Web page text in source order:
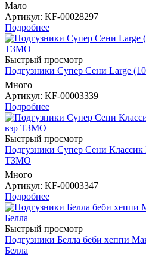
Мало
Артикул: KF-00028297
Подробнее
Быстрый просмотр
Подгузники Супер Сени Large
Много
Артикул: KF-00003339
Подробнее
Быстрый просмотр
Подгузники Супер Сени
ТЗМО
Много
Артикул: KF-00003347
Подробнее
Быстрый просмотр
Подгузники Белла беби хеппи
Белла